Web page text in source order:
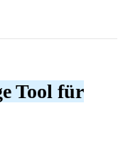
Tool für